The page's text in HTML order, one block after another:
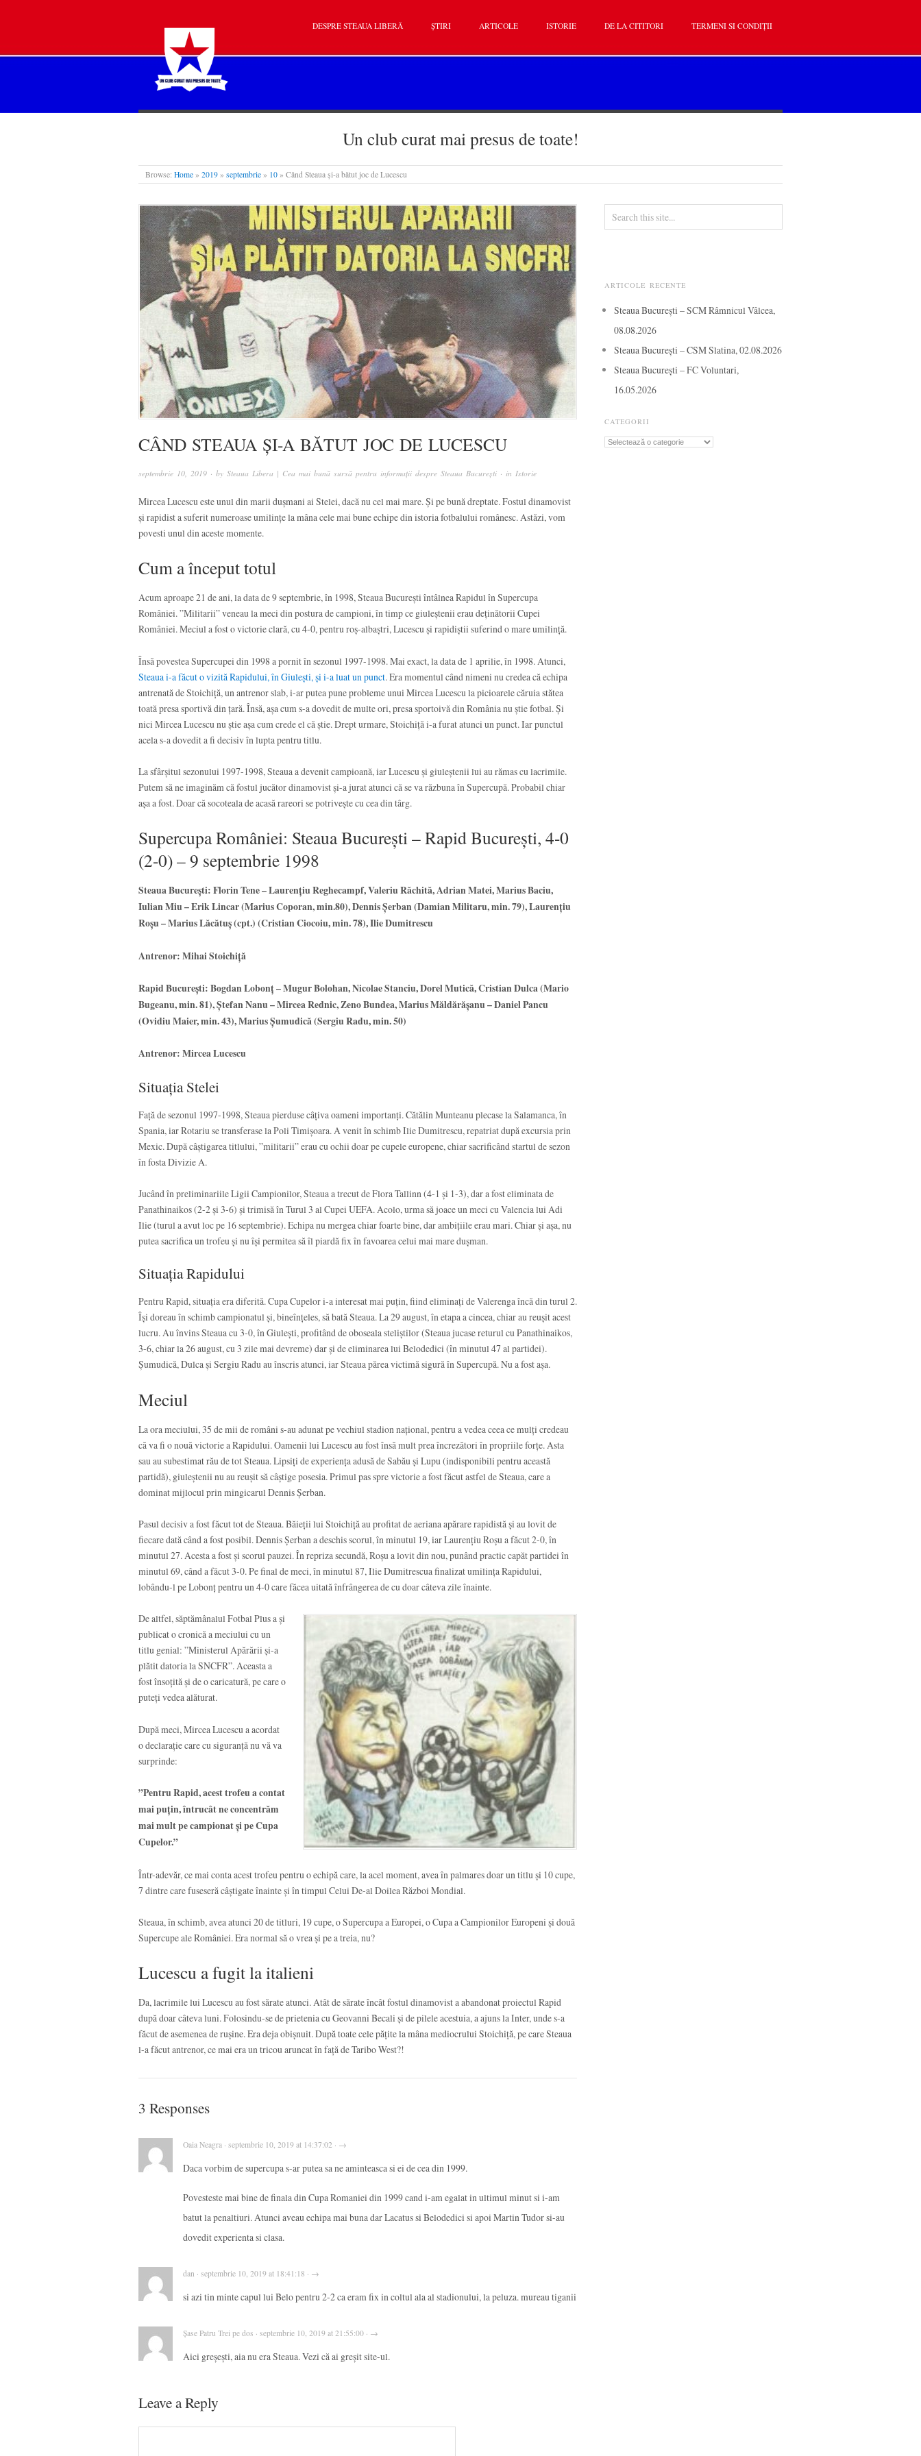
STEAUA LIBERĂ
DESPRE STEAUA LIBERĂ ȘTIRI ARTICOLE ISTORIE DE LA CITITORI TERMENI SI CONDIȚII
Un club curat mai presus de toate!
Browse: Home » 2019 » septembrie » 10 » Când Steaua și-a bătut joc de Lucescu
CÂND STEAUA ȘI-A BĂTUT JOC DE LUCESCU
septembrie 10, 2019 · by Steaua Libera | Cea mai bună sursă pentru informații despre Steaua București · in Istorie
Mircea Lucescu este unul din marii dușmani ai Stelei, dacă nu cel mai mare. Și pe bună dreptate. Fostul dinamovist
și rapidist a suferit numeroase umilințe la mâna cele mai bune echipe din istoria fotbalului românesc. Astăzi, vom
povesti unul din aceste momente.
Cum a început totul
Acum aproape 21 de ani, la data de 9 septembrie, în 1998, Steaua București întâlnea Rapidul în Supercupa
României. ”Militarii” veneau la meci din postura de campioni, în timp ce giuleștenii erau deținătorii Cupei
României. Meciul a fost o victorie clară, cu 4-0, pentru roș-albaștri, Lucescu și rapidiștii suferind o mare umilință.
Însă povestea Supercupei din 1998 a pornit în sezonul 1997-1998. Mai exact, la data de 1 aprilie, în 1998. Atunci,
Steaua i-a făcut o vizită Rapidului, în Giulești, și i-a luat un punct. Era momentul când nimeni nu credea că echipa
antrenată de Stoichiță, un antrenor slab, i-ar putea pune probleme unui Mircea Lucescu la picioarele căruia stătea
toată presa sportivă din țară. Însă, așa cum s-a dovedit de multe ori, presa sportoivă din România nu știe fotbal. Și
nici Mircea Lucescu nu știe așa cum crede el că știe. Drept urmare, Stoichiță i-a furat atunci un punct. Iar punctul
acela s-a dovedit a fi decisiv în lupta pentru titlu.
La sfârșitul sezonului 1997-1998, Steaua a devenit campioană, iar Lucescu și giuleștenii lui au rămas cu lacrimile.
Putem să ne imaginăm că fostul jucător dinamovist și-a jurat atunci că se va răzbuna în Supercupă. Probabil chiar
așa a fost. Doar că socoteala de acasă rareori se potrivește cu cea din târg.
Supercupa României: Steaua București – Rapid București, 4-0
(2-0) – 9 septembrie 1998
Steaua București: Florin Tene – Laurențiu Reghecampf, Valeriu Răchită, Adrian Matei, Marius Baciu,
Iulian Miu – Erik Lincar (Marius Coporan, min.80), Dennis Șerban (Damian Militaru, min. 79), Laurențiu
Roșu – Marius Lăcătuș (cpt.) (Cristian Ciocoiu, min. 78), Ilie Dumitrescu
Antrenor: Mihai Stoichiță
Rapid București: Bogdan Lobonț – Mugur Bolohan, Nicolae Stanciu, Dorel Mutică, Cristian Dulca (Mario
Bugeanu, min. 81), Ștefan Nanu – Mircea Rednic, Zeno Bundea, Marius Măldărășanu – Daniel Pancu
(Ovidiu Maier, min. 43), Marius Șumudică (Sergiu Radu, min. 50)
Antrenor: Mircea Lucescu
Situația Stelei
Față de sezonul 1997-1998, Steaua pierduse câțiva oameni importanți. Cătălin Munteanu plecase la Salamanca, în
Spania, iar Rotariu se transferase la Poli Timișoara. A venit în schimb Ilie Dumitrescu, repatriat după excursia prin
Mexic. După câștigarea titlului, ”militarii” erau cu ochii doar pe cupele europene, chiar sacrificând startul de sezon
în fosta Divizie A.
Jucând în preliminariile Ligii Campionilor, Steaua a trecut de Flora Tallinn (4-1 și 1-3), dar a fost eliminata de
Panathinaikos (2-2 și 3-6) și trimisă în Turul 3 al Cupei UEFA. Acolo, urma să joace un meci cu Valencia lui Adi
Ilie (turul a avut loc pe 16 septembrie). Echipa nu mergea chiar foarte bine, dar ambițiile erau mari. Chiar și așa, nu
putea sacrifica un trofeu și nu își permitea să îl piardă fix în favoarea celui mai mare dușman.
Situația Rapidului
Pentru Rapid, situația era diferită. Cupa Cupelor i-a interesat mai puțin, fiind eliminați de Valerenga încă din turul 2.
Își doreau în schimb campionatul și, bineînțeles, să bată Steaua. La 29 august, în etapa a cincea, chiar au reușit acest
lucru. Au învins Steaua cu 3-0, în Giulești, profitând de oboseala steliștilor (Steaua jucase returul cu Panathinaikos,
3-6, chiar la 26 august, cu 3 zile mai devreme) dar și de eliminarea lui Belodedici (în minutul 47 al partidei).
Șumudică, Dulca și Sergiu Radu au înscris atunci, iar Steaua părea victimă sigură în Supercupă. Nu a fost așa.
Meciul
La ora meciului, 35 de mii de români s-au adunat pe vechiul stadion național, pentru a vedea ceea ce mulți credeau
că va fi o nouă victorie a Rapidului. Oamenii lui Lucescu au fost însă mult prea încrezători în propriile forțe. Asta
sau au subestimat rău de tot Steaua. Lipsiți de experiența adusă de Sabău și Lupu (indisponibili pentru această
partidă), giuleștenii nu au reușit să câștige posesia. Primul pas spre victorie a fost făcut astfel de Steaua, care a
dominat mijlocul prin mingicarul Dennis Șerban.
Pasul decisiv a fost făcut tot de Steaua. Băieții lui Stoichiță au profitat de aeriana apărare rapidistă și au lovit de
fiecare dată când a fost posibil. Dennis Șerban a deschis scorul, în minutul 19, iar Laurențiu Roșu a făcut 2-0, în
minutul 27. Acesta a fost și scorul pauzei. În repriza secundă, Roșu a lovit din nou, punând practic capăt partidei în
minutul 69, când a făcut 3-0. Pe final de meci, în minutul 87, Ilie Dumitrescua finalizat umilința Rapidului,
lobându-l pe Lobonț pentru un 4-0 care făcea uitată înfrângerea de cu doar câteva zile înainte.
De altfel, săptămânalul Fotbal Plus a și
publicat o cronică a meciului cu un
titlu genial: ”Ministerul Apărării și-a
plătit datoria la SNCFR”. Aceasta a
fost însoțită și de o caricatură, pe care o
puteți vedea alăturat.
După meci, Mircea Lucescu a acordat
o declarație care cu siguranță nu vă va
surprinde:
”Pentru Rapid, acest trofeu a contat
mai puțin, întrucât ne concentrăm
mai mult pe campionat și pe Cupa
Cupelor.”
Într-adevăr, ce mai conta acest trofeu pentru o echipă care, la acel moment, avea în palmares doar un titlu și 10 cupe,
7 dintre care fuseseră câștigate înainte și în timpul Celui De-al Doilea Război Mondial.
Steaua, în schimb, avea atunci 20 de titluri, 19 cupe, o Supercupa a Europei, o Cupa a Campionilor Europeni și două
Supercupe ale României. Era normal să o vrea și pe a treia, nu?
Lucescu a fugit la italieni
Da, lacrimile lui Lucescu au fost sărate atunci. Atât de sărate încât fostul dinamovist a abandonat proiectul Rapid
după doar câteva luni. Folosindu-se de prietenia cu Geovanni Becali și de pilele acestuia, a ajuns la Inter, unde s-a
făcut de asemenea de rușine. Era deja obișnuit. După toate cele pățite la mâna mediocrului Stoichiță, pe care Steaua
l-a făcut antrenor, ce mai era un tricou aruncat în față de Taribo West?!
3 Responses
Oaia Neagra · septembrie 10, 2019 at 14:37:02 · →
Daca vorbim de supercupa s-ar putea sa ne aminteasca si ei de cea din 1999.
Povesteste mai bine de finala din Cupa Romaniei din 1999 cand i-am egalat in ultimul minut si i-am
batut la penaltiuri. Atunci aveau echipa mai buna dar Lacatus si Belodedici si apoi Martin Tudor si-au
dovedit experienta si clasa.
dan · septembrie 10, 2019 at 18:41:18 · →
si azi tin minte capul lui Belo pentru 2-2 ca eram fix in coltul ala al stadionului, la peluza. mureau tiganii
Șase Patru Trei pe dos · septembrie 10, 2019 at 21:55:00 · →
Aici greșești, aia nu era Steaua. Vezi că ai greșit site-ul.
Leave a Reply
ARTICOLE RECENTE
Steaua București – SCM Râmnicul Vâlcea,
08.08.2026
Steaua București – CSM Slatina, 02.08.2026
Steaua București – FC Voluntari,
16.05.2026
CATEGORII
Categorii